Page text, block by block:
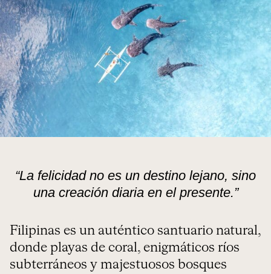
“La felicidad no es un destino lejano, sino
una creación diaria en el presente.”
Filipinas es un auténtico santuario natural,
donde playas de coral, enigmáticos ríos
subterráneos y majestuosos bosques